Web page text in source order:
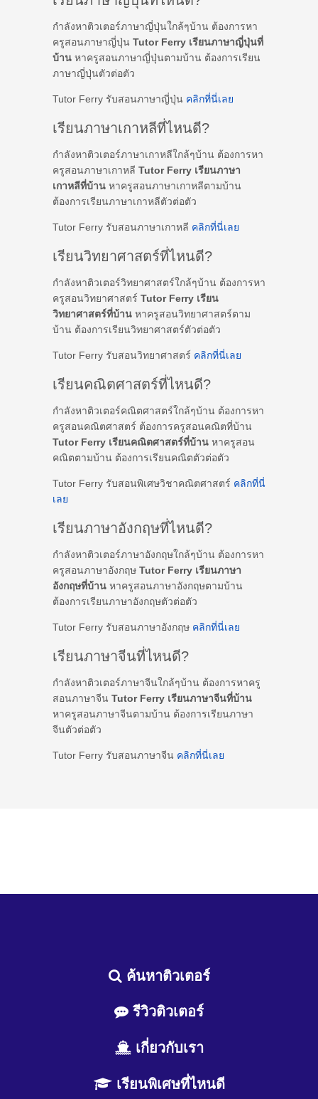
กำลังหาติวเตอร์ภาษาญี่ปุ่นใกล้ๆบ้าน ต้องการหา
ครูสอนภาษาญี่ปุ่น Tutor Ferry เรียนภาษาญี่ปุ่นที่
บ้าน หาครูสอนภาษาญี่ปุ่นตามบ้าน ต้องการเรียน
ภาษาญี่ปุ่นตัวต่อตัว
Tutor Ferry รับสอนภาษาญี่ปุ่น คลิกที่นี่เลย
เรียนภาษาเกาหลีที่ไหนดี?
กำลังหาติวเตอร์ภาษาเกาหลีใกล้ๆบ้าน ต้องการหา
ครูสอนภาษาเกาหลี Tutor Ferry เรียนภาษา
เกาหลีที่บ้าน หาครูสอนภาษาเกาหลีตามบ้าน
ต้องการเรียนภาษาเกาหลีตัวต่อตัว
Tutor Ferry รับสอนภาษาเกาหลี คลิกที่นี่เลย
เรียนวิทยาศาสตร์ที่ไหนดี?
กำลังหาติวเตอร์วิทยาศาสตร์ใกล้ๆบ้าน ต้องการหา
ครูสอนวิทยาศาสตร์ Tutor Ferry เรียน
วิทยาศาสตร์ที่บ้าน หาครูสอนวิทยาศาสตร์ตาม
บ้าน ต้องการเรียนวิทยาศาสตร์ตัวต่อตัว
Tutor Ferry รับสอนวิทยาศาสตร์ คลิกที่นี่เลย
เรียนคณิตศาสตร์ที่ไหนดี?
กำลังหาติวเตอร์คณิตศาสตร์ใกล้ๆบ้าน ต้องการหา
ครูสอนคณิตศาสตร์ ต้องการครูสอนคณิตที่บ้าน
Tutor Ferry เรียนคณิตศาสตร์ที่บ้าน หาครูสอน
คณิตตามบ้าน ต้องการเรียนคณิตตัวต่อตัว
Tutor Ferry รับสอนพิเศษวิชาคณิตศาสตร์ คลิกที่นี่
เลย
เรียนภาษาอังกฤษที่ไหนดี?
กำลังหาติวเตอร์ภาษาอังกฤษใกล้ๆบ้าน ต้องการหา
ครูสอนภาษาอังกฤษ Tutor Ferry เรียนภาษา
อังกฤษที่บ้าน หาครูสอนภาษาอังกฤษตามบ้าน
ต้องการเรียนภาษาอังกฤษตัวต่อตัว
Tutor Ferry รับสอนภาษาอังกฤษ คลิกที่นี่เลย
เรียนภาษาจีนที่ไหนดี?
กำลังหาติวเตอร์ภาษาจีนใกล้ๆบ้าน ต้องการหาครู
สอนภาษาจีน Tutor Ferry เรียนภาษาจีนที่บ้าน
หาครูสอนภาษาจีนตามบ้าน ต้องการเรียนภาษา
จีนตัวต่อตัว
Tutor Ferry รับสอนภาษาจีน คลิกที่นี่เลย
ค้นหาติวเตอร์
รีวิวติวเตอร์
เกี่ยวกับเรา
เรียนพิเศษที่ไหนดี